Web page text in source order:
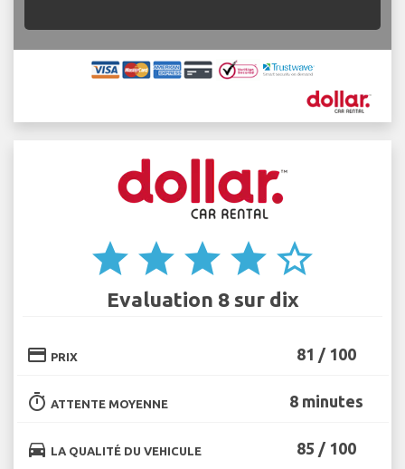
star star star star star_border
Evaluation 8 sur dix
credit_card PRIX 81 / 100
timer ATTENTE MOYENNE 8 minutes
directions_car LA QUALITÉ DU VEHICULE 85 / 100